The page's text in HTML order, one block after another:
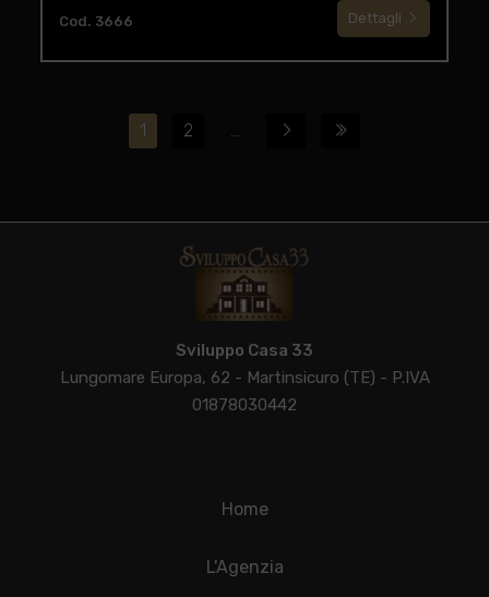
Cod. 3666 Dettagli
1 2 ...
Sviluppo Casa 33
Lungomare Europa, 62 - Martinsicuro (TE) - P.IVA
01878030442
Home
L'Agenzia